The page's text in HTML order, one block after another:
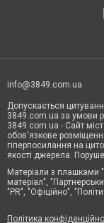
info@3849.com.ua
Допускається
3849.com.ua за умови
3849.com.ua - Сайт
обов'язкове
гіперпосилання на
якості джерела.
Матеріали з плашками
матеріал",
"PR", "Офіційно",
Політика